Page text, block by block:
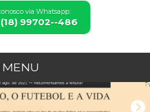
via Whatsapp:
(18) 99702--486
MENU